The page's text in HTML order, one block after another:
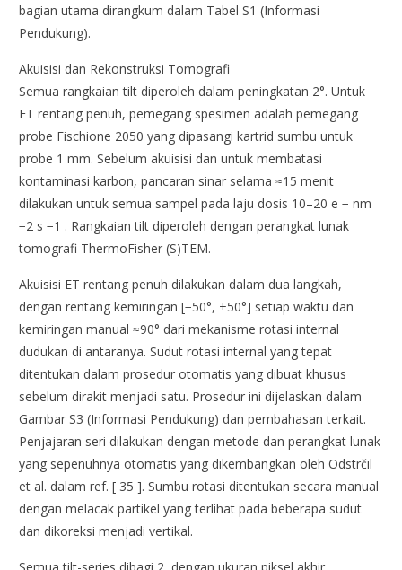
bagian utama dirangkum dalam Tabel S1 (Informasi
Pendukung).
Akuisisi dan Rekonstruksi Tomografi
Semua rangkaian tilt diperoleh dalam peningkatan 2°. Untuk
ET rentang penuh, pemegang spesimen adalah pemegang
probe Fischione 2050 yang dipasangi kartrid sumbu untuk
probe 1 mm. Sebelum akuisisi dan untuk membatasi
kontaminasi karbon, pancaran sinar selama ≈15 menit
dilakukan untuk semua sampel pada laju dosis 10–20 e − nm
−2 s −1 . Rangkaian tilt diperoleh dengan perangkat lunak
tomografi ThermoFisher (S)TEM.
Akuisisi ET rentang penuh dilakukan dalam dua langkah,
dengan rentang kemiringan [−50°, +50°] setiap waktu dan
kemiringan manual ≈90° dari mekanisme rotasi internal
dudukan di antaranya. Sudut rotasi internal yang tepat
ditentukan dalam prosedur otomatis yang dibuat khusus
sebelum dirakit menjadi satu. Prosedur ini dijelaskan dalam
Gambar S3 (Informasi Pendukung) dan pembahasan terkait.
Penjajaran seri dilakukan dengan metode dan perangkat lunak
yang sepenuhnya otomatis yang dikembangkan oleh Odstrčil
et al. dalam ref. [ 35 ]. Sumbu rotasi ditentukan secara manual
dengan melacak partikel yang terlihat pada beberapa sudut
dan dikoreksi menjadi vertikal.
Semua tilt-series dibagi 2, dengan ukuran piksel akhir